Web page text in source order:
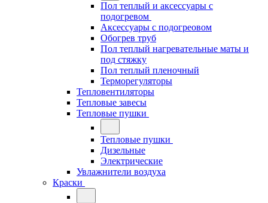
Пол теплый и аксессуары с
подогревом
Аксессуары с подогреовом
Обогрев труб
Пол теплый нагревательные маты и
под стяжку
Пол теплый пленочный
Терморегуляторы
Тепловентиляторы
Тепловые завесы
Тепловые пушки
Тепловые пушки
Дизельные
Электрические
Увлажнители воздуха
Краски